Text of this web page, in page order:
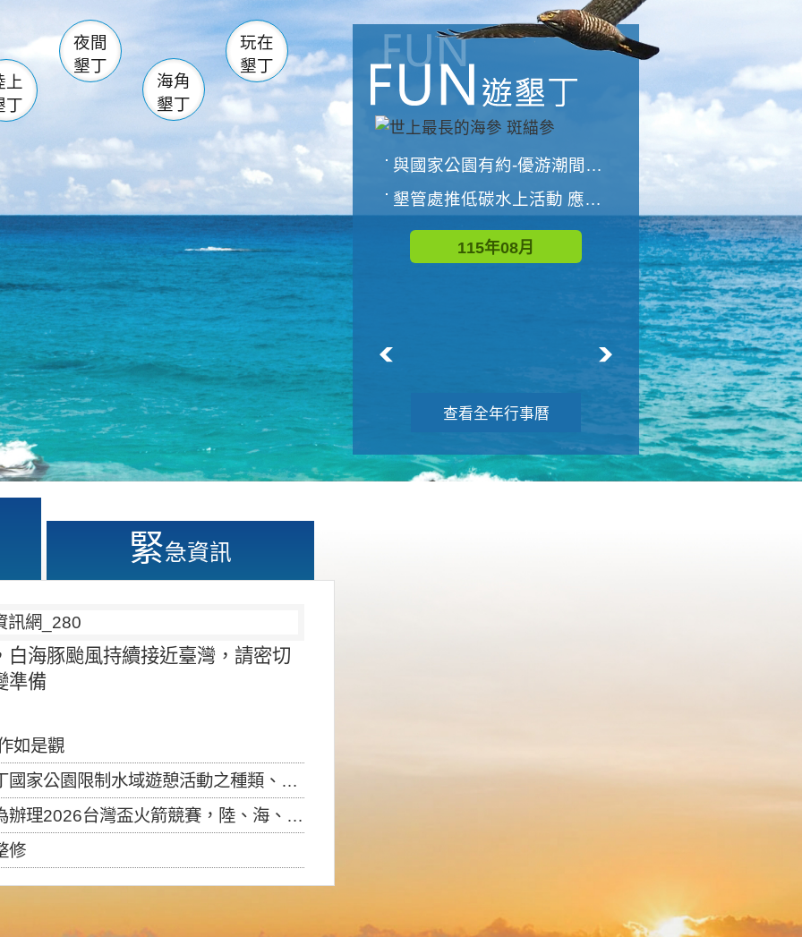
南仁湖
滿州 佳樂水
森林遊樂區
墾管處遊客中心
社頂公園 風吹沙
船帆石 龍磐公園
香蕉灣 龍坑
鵝鑾鼻
上
丁
夜間
墾丁
海角
墾丁
玩在
墾丁
與國家公園有約-優游潮間探險者
墾管處推低碳水上活動 應屆畢業生限額免費參加
115年08月
世界地球清潔日 墾管處辦理「2026年墾丁國家公園沙灘淨灘活動
115年09月
查看全年行事曆
緊急資訊
海豚颱風持續接近臺灣，請密切
準備
如是觀
制水域遊憩活動之種類、範圍、時間及行為」，自即日生效。
盃火箭競賽，陸、海、空域警戒及協調相關事宜，因颱風備案事宜
修